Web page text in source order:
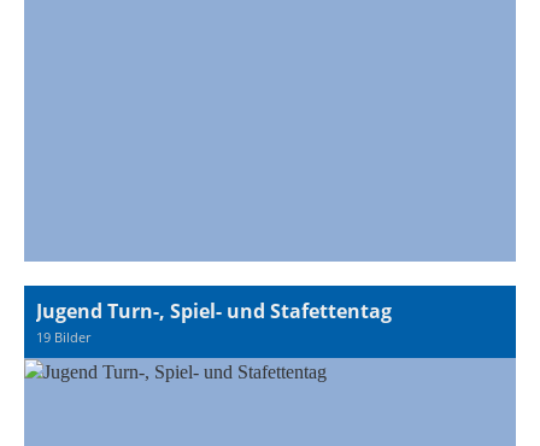
Jugend Turn-, Spiel- und Stafettentag
19 Bilder